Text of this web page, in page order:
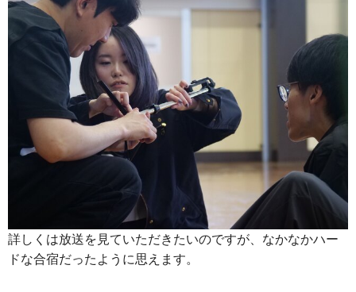
詳しくは放送を見ていただきたいのですが、なかなかハー
ドな合宿だったように思えます。